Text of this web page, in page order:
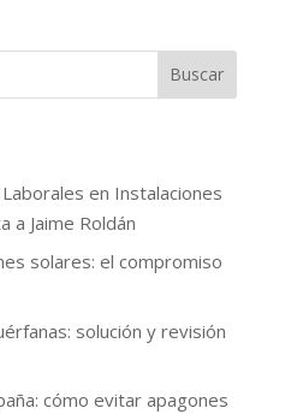
Buscar
en Instalaciones
a Jaime Roldán
solares: el compromiso
solución y revisión
cómo evitar apagones